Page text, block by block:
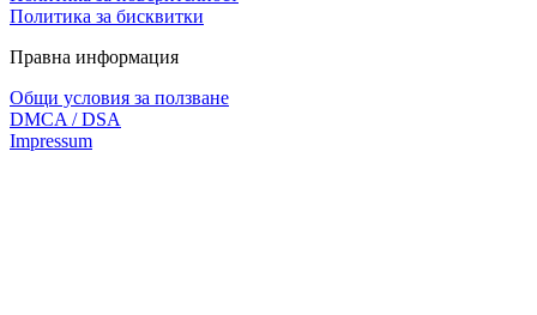
Политика за бисквитки
Правна информация
Общи условия за ползване
DMCA / DSA
Impressum